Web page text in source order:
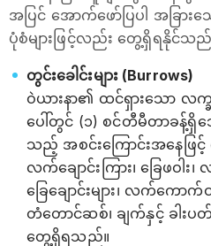
အပြင် အောက်ဖော်ပြပါ အခြား
ပုံစံများဖြင့်လည်း တွေ့ရှိရနိုင်သည်
တွင်းခေါင်းများ (Burrows)
ဝဲယားနာ၏ ထင်ရှားသော လက္
ပေါ်တွင် (၁) စင်တီမီတာခန့်ရှိ
သည့် အစင်းကြောင်းအနေဖ
လက်ချောင်းကြား၊ ခြေဖဝါး၊
ခြေချောင်းများ၊ လက်ကေ
တံတောင်ဆစ်၊ ချက်နှင့် ခါး
တွေ့ရှိရသည်။